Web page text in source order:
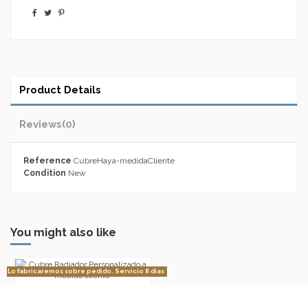
Product Details
Reviews(0)
Reference CubreHaya-medidaCliente
Condition New
You might also like
Lo fabricaremos sobre pedido. Servicio 8 dias